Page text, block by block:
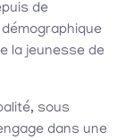
de
la jeunesse de
sous
dans une